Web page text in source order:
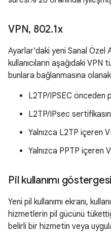
VPN, 802.1x
Ayarlar'daki yeni Sanal Özel
kullanıcıların aşağıdaki VPN
bunlara bağlanmasına
L2TP/IPSEC önceden
L2TP/IPsec
Yalnızca L2TP içeren
Yalnızca PPTP içeren
Pil kullanımı göstergesi
Yeni pil kullanımı ekranı,
hizmetlerin pil gücünü
belirli bir hizmetin veya